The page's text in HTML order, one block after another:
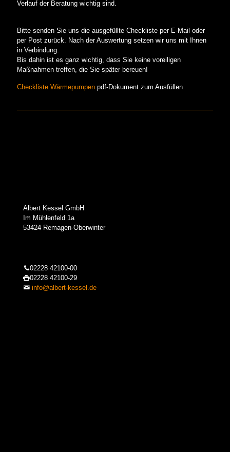
Verlauf der Beratung wichtig sind.
Bitte senden Sie uns die ausgefüllte Checkliste per E-Mail oder
per Post zurück. Nach der Auswertung setzen wir uns mit Ihnen
in Verbindung.
Bis dahin ist es ganz wichtig, dass Sie keine voreiligen
Maßnahmen treffen, die Sie später bereuen!
Checkliste Wärmepumpen pdf-Dokument zum Ausfüllen
Albert Kessel GmbH
Im Mühlenfeld 1a
53424 Remagen-Oberwinter
02228 42100-00
02228 42100-29
info@albert-kessel.de